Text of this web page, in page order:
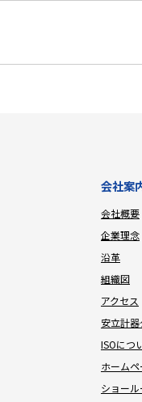
会社案
会社概要
企業理念
沿革
組織図
アクセス
安立計
ISOにつ
ホーム
ショール